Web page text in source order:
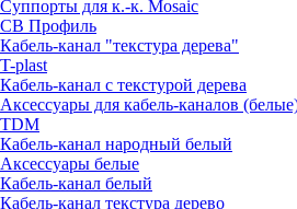
Суппорты для к.-к. Mosaic
СВ Профиль
Кабель-канал "текстура дерева"
T-plast
Кабель-канал с текстурой дерева
Аксессуары для кабель-каналов
TDM
Кабель-канал народный белый
Аксессуары белые
Кабель-канал белый
Кабель-канал текстура дерево